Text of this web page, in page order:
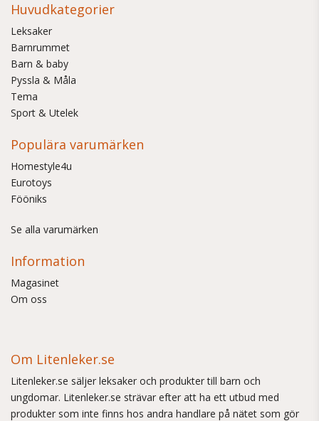
Huvudkategorier
Leksaker
Barnrummet
Barn & baby
Pyssla & Måla
Tema
Sport & Utelek
Populära varumärken
Homestyle4u
Eurotoys
Fööniks
Se alla varumärken
Information
Magasinet
Om oss
Om Litenleker.se
Litenleker.se säljer leksaker och produkter till barn och
ungdomar. Litenleker.se strävar efter att ha ett utbud med
produkter som inte finns hos andra handlare på nätet som gör